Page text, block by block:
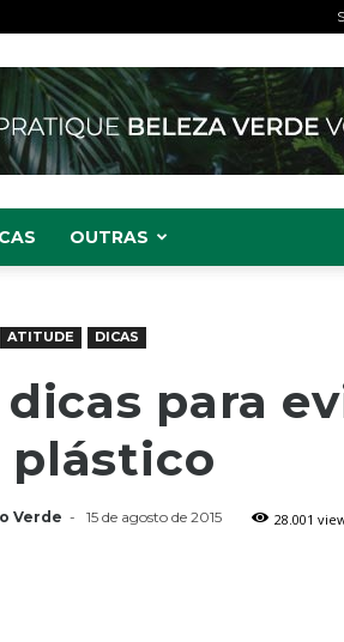
OUTRAS
ATITUDE DICAS
para
plástico
Verde - 15 de agosto de 2015 28.001